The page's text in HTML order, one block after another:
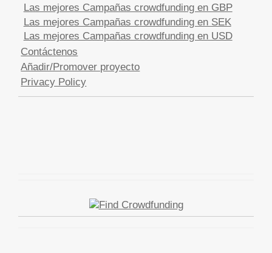
Las mejores Campañas crowdfunding en GBP
Las mejores Campañas crowdfunding en SEK
Las mejores Campañas crowdfunding en USD
Contáctenos
Añadir/Promover proyecto
Privacy Policy